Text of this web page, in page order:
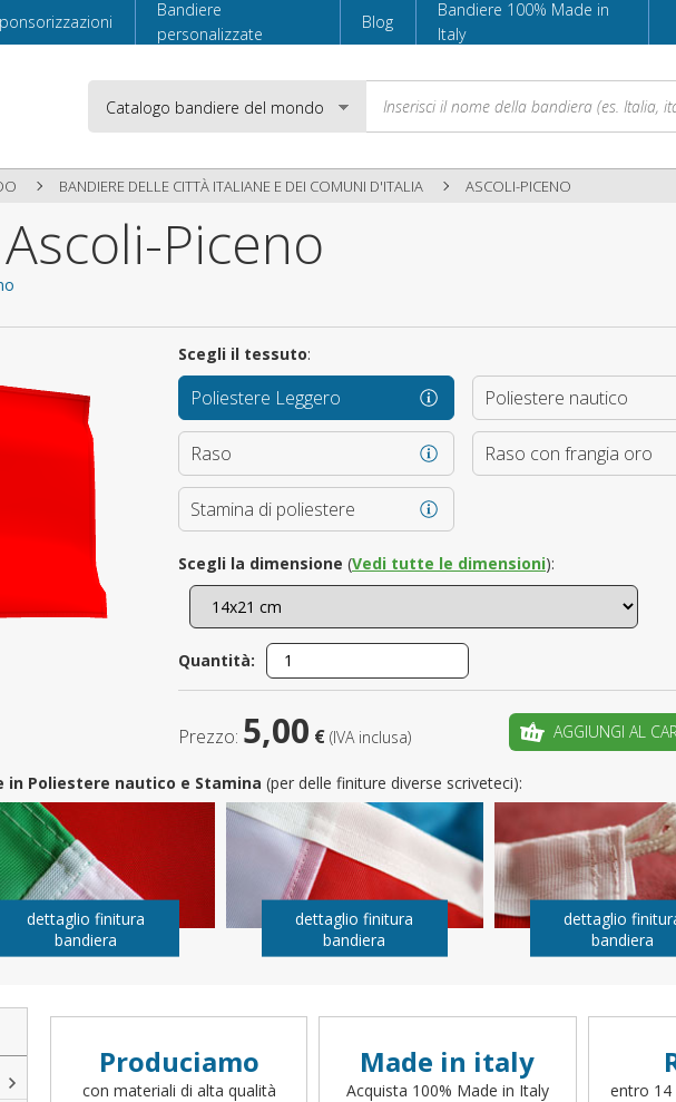
Bandiere
personalizzate
Blog
Bandiere 100% Made in
Italy
Accedi
È il tuo
BANDIERE DELLE CITTÀ ITALIANE E DEI COMUNI D'ITALIA ASCOLI-PICENO
Piceno
Scegli il tessuto:
Poliestere Leggero Poliestere nautico
Raso Raso con frangia oro
Stamina di poliestere
Scegli la dimensione (Vedi tutte le dimensioni):
Quantità:
Prezzo: 5,00 € (IVA inclusa) AGGIUNGI AL
Poliestere nautico e Stamina (per delle finiture diverse scriveteci):
dettaglio finitura
bandiera
dettaglio finitura
bandiera
dettaglio
bandiera
Produciamo
con materiali di alta qualità
Made in italy
Acquista 100% Made in Italy entro 14